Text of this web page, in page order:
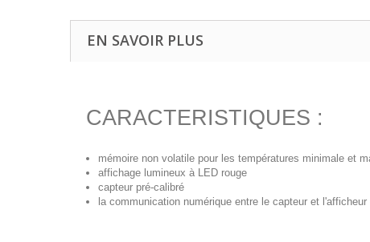
EN SAVOIR PLUS
CARACTERISTIQUES :
mémoire non volatile pour les températures minimale et
affichage lumineux à LED rouge
capteur pré-calibré
la communication numérique entre le capteur et